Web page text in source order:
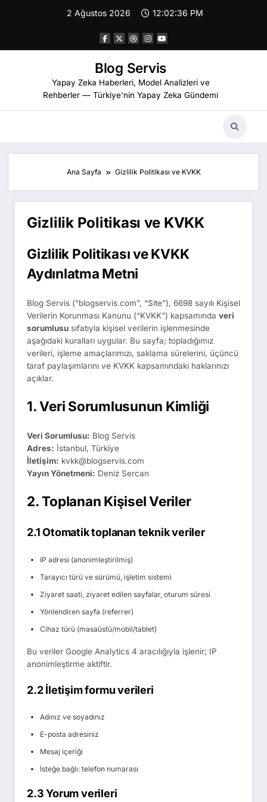
2 Ağustos 2026 12:02:36 PM
Blog Servis
Yapay Zeka Haberleri, Model Analizleri ve
Rehberler — Türkiye'nin Yapay Zeka Gündemi
Ana Sayfa Gizlilik Politikası ve KVKK
Gizlilik Politikası ve KVKK
Gizlilik Politikası ve KVKK
Aydınlatma Metni
Blog Servis (“blogservis.com”, “Site”), 6698 sayılı Kişisel
Verilerin Korunması Kanunu (“KVKK”) kapsamında veri
sorumlusu sıfatıyla kişisel verilerin işlenmesinde
aşağıdaki kuralları uygular. Bu sayfa; topladığımız
verileri, işleme amaçlarımızı, saklama sürelerini, üçüncü
taraf paylaşımlarını ve KVKK kapsamındaki haklarınızı
açıklar.
1. Veri Sorumlusunun Kimliği
Veri Sorumlusu: Blog Servis
Adres: İstanbul, Türkiye
İletişim: kvkk@blogservis.com
Yayın Yönetmeni: Deniz Sercan
2. Toplanan Kişisel Veriler
2.1 Otomatik toplanan teknik veriler
IP adresi (anonimleştirilmiş)
Tarayıcı türü ve sürümü, işletim sistemi
Ziyaret saati, ziyaret edilen sayfalar, oturum süresi
Yönlendiren sayfa (referrer)
Cihaz türü (masaüstü/mobil/tablet)
Bu veriler Google Analytics 4 aracılığıyla işlenir; IP
anonimleştirme aktiftir.
2.2 İletişim formu verileri
Adınız ve soyadınız
E-posta adresiniz
Mesaj içeriği
İsteğe bağlı: telefon numarası
2.3 Yorum verileri